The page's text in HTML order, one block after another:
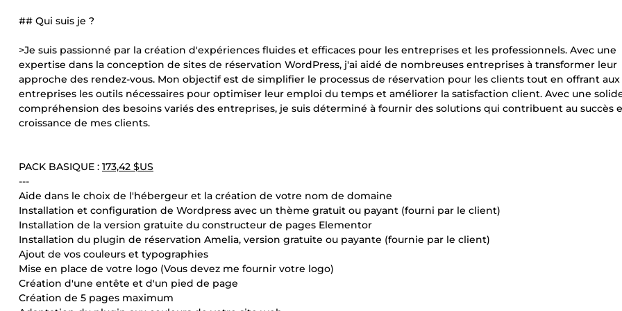
## Qui suis je ?
>Je suis passionné par la création d'expériences fluides et efficaces pour les entreprises et les professionnels. Avec une
expertise dans la conception de sites de réservation WordPress, j'ai aidé de nombreuses entreprises à transformer leur
approche des rendez-vous. Mon objectif est de simplifier le processus de réservation pour les clients tout en offrant aux
entreprises les outils nécessaires pour optimiser leur emploi du temps et améliorer la satisfaction client. Avec une
compréhension des besoins variés des entreprises, je suis déterminé à fournir des solutions qui contribuent au succès
croissance de mes clients.
PACK BASIQUE : 173,42 $US
---
Aide dans le choix de l'hébergeur et la création de votre nom de domaine
Installation et configuration de Wordpress avec un thème gratuit ou payant (fourni par le client)
Installation de la version gratuite du constructeur de pages Elementor
Installation du plugin de réservation Amelia, version gratuite ou payante (fournie par le client)
Ajout de vos couleurs et typographies
Mise en place de votre logo (Vous devez me fournir votre logo)
Création d'une entête et d'un pied de page
Création de 5 pages maximum